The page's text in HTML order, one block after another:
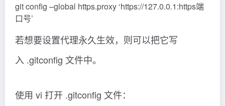
git config –global https.proxy ‘https://127.0.0.1:https端
口号’
若想要设置代理永久生效，则可以把它写
入 .gitconfig 文件中。
使用 vi 打开 .gitconfig 文件：